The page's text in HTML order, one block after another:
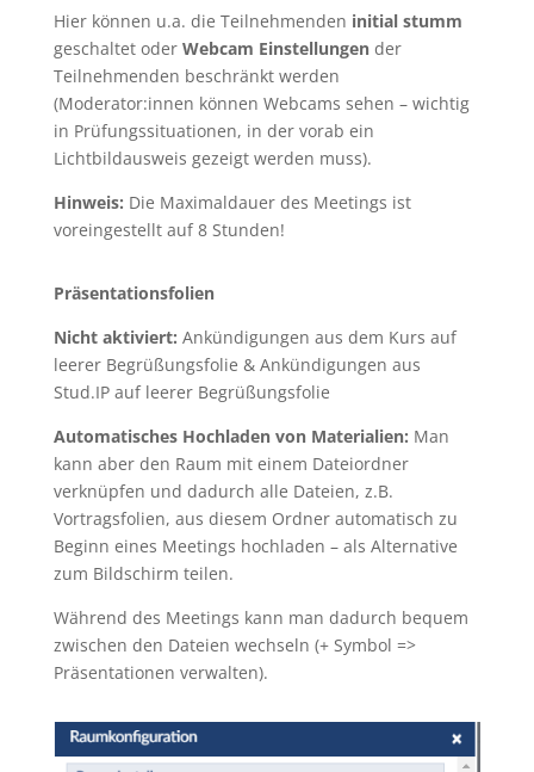
Hier können u.a. die Teilnehmenden initial stumm
geschaltet oder Webcam Einstellungender
Teilnehmenden beschränkt werden
(Moderator:innen können Webcams sehen – wichtig
in Prüfungssituationen, in der vorab ein
Lichtbildausweis gezeigt werden muss).
Hinweis: Die Maximaldauer des Meetings ist
voreingestellt auf 8 Stunden!
Präsentationsfolien
Nicht aktiviert: Ankündigungen aus dem Kurs auf
leerer Begrüßungsfolie & Ankündigungen aus
Stud.IP auf leerer Begrüßungsfolie
Automatisches Hochladen von Materialien: Man
kann aber den Raum mit einem Dateiordner
verknüpfen und dadurch alle Dateien, z.B.
Vortragsfolien, aus diesem Ordner automatisch zu
Beginn eines Meetings hochladen – als Alternative
zum Bildschirm teilen.
Während des Meetings kann man dadurch bequem
zwischen den Dateien wechseln (+ Symbol =>
Präsentationen verwalten).